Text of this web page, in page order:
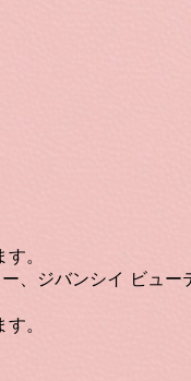
。
ジバンシイ ビュー
。